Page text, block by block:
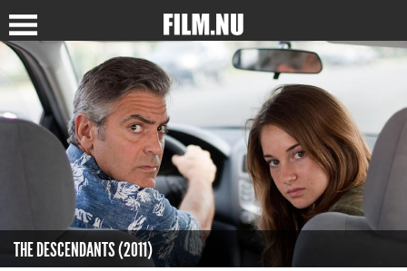
THE DESCENDANTS (2011)